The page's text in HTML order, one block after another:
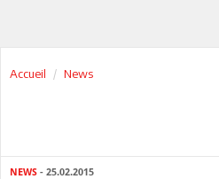
Accueil News
NEWS - 25.02.2015